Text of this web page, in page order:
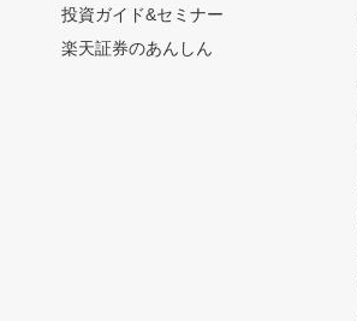
投資ガイド&セミナー
楽天証券のあんしん